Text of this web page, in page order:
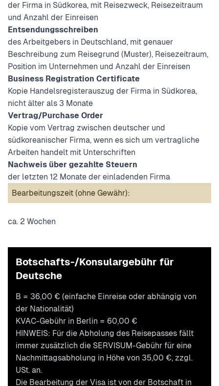
der Firma in Südkorea, mit Reisezweck, Reisezeitraum
und Anzahl der Einreisen
Entsendungsschreiben
des Arbeitgebers in Deutschland, mit genauer
Beschreibung zum Reisegrund (Muster), Reisezeitraum,
Position im Unternehmen und Anzahl der Einreisen
Business Registration Certificate
Kopie Handelsregisterauszug der Firma in Südkorea,
nicht älter als 3 Monate
Vertrag/Purchase Order
Kopie vom Vertrag zwischen deutscher und
südkoreanischer Firma, wenn es sich um vertragliche
Arbeiten handelt mit Unterschriften
Nachweis über gezahlte Steuern
der letzten 12 Monate der einladenden Firma
Bearbeitungszeit (ohne Gewähr):
ca. 2 Wochen
Botschafts-/Konsulargebühr für
Deutsche
B = 36,00 € (einfache Einreise oder abhängig von
der Nationalität)
KVAC-Gebühr in Berlin = 60,00 €
HINWEIS: Für die Abholung des Reisepasses fällt
immer zusätzlich die SERVISUM-Gebühr für eine
Nachmittagsabholung in Höhe von 35,00 €, zzgl.
USt. an.
Die Bearbeitung der Visa ist von der Botschaft in